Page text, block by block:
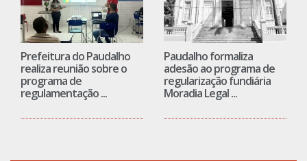
Prefeitura do Paudalho
realiza reunião sobre o
programa de
regulamentação ...
Paudalho formaliza
adesão ao programa de
regularização fundiária
Moradia Legal ...